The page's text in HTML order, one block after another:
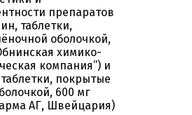
препаратов
таблетки,
оболочкой,
химико-
компания”) и
покрытые
600 мг
АГ, Швейцария)